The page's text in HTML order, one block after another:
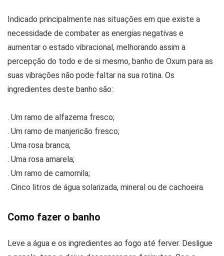
Indicado principalmente nas situações em que existe a
necessidade de combater as energias negativas e
aumentar o estado vibracional, melhorando assim a
percepção do todo e de si mesmo, banho de Oxum para as
suas vibrações não pode faltar na sua rotina. Os
ingredientes deste banho são:
. Um ramo de alfazema fresco;
. Um ramo de manjericão fresco;
. Uma rosa branca;
. Uma rosa amarela;
. Um ramo de camomila;
. Cinco litros de água solarizada, mineral ou de cachoeira.
Como fazer o banho
Leve a água e os ingredientes ao fogo até ferver. Desligue